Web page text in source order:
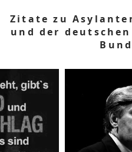
Zitate zu
und der